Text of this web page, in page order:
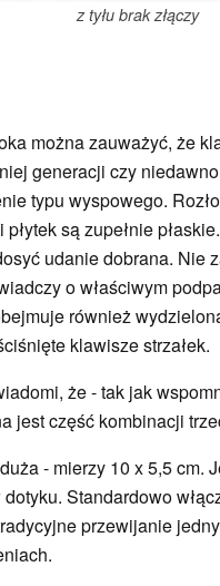
z tyłu brak złączy
można zauważyć, że
generacji czy
typu wyspowego.
są zupełnie
udanie dobrana. Nie
o właściwym
również
klawisze strzałek.
że - tak jak
jest część kombinacji
- mierzy 10 x 5,5 cm.
Standardowo
przewijanie